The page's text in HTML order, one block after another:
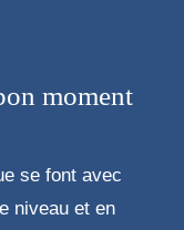
moment
se font avec
niveau et en